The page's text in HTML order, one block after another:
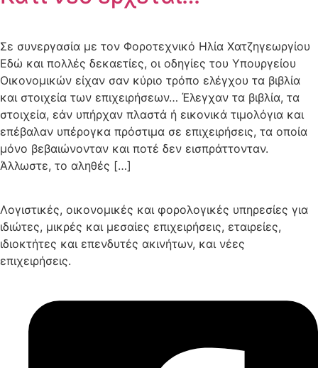
Σε συνεργασία με τον Φοροτεχνικό Ηλία Χατζηγεωργίου
Εδώ και πολλές δεκαετίες, οι οδηγίες του Υπουργείου
Οικονομικών είχαν σαν κύριο τρόπο ελέγχου τα βιβλία
και στοιχεία των επιχειρήσεων… Έλεγχαν τα βιβλία, τα
στοιχεία, εάν υπήρχαν πλαστά ή εικονικά τιμολόγια και
επέβαλαν υπέρογκα πρόστιμα σε επιχειρήσεις, τα οποία
μόνο βεβαιώνονταν και ποτέ δεν εισπράττονταν.
Άλλωστε, το αληθές […]
Λογιστικές, οικονομικές και φορολογικές υπηρεσίες για
ιδιώτες, μικρές και μεσαίες επιχειρήσεις, εταιρείες,
ιδιοκτήτες και επενδυτές ακινήτων, και νέες
επιχειρήσεις.